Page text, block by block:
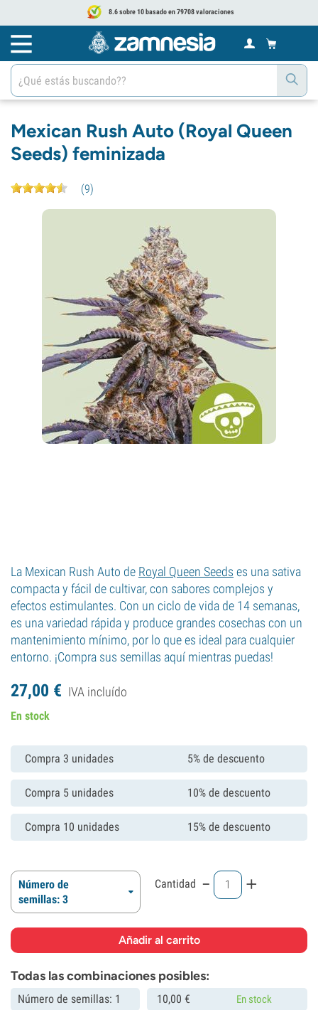
8.6 sobre 10 basado en 79708 valoraciones
Mexican Rush Auto (Royal Queen
Seeds) feminizada
(9)
La Mexican Rush Auto de Royal Queen Seeds es una sativa
compacta y fácil de cultivar, con sabores complejos y
efectos estimulantes. Con un ciclo de vida de 14 semanas,
es una variedad rápida y produce grandes cosechas con un
mantenimiento mínimo, por lo que es ideal para cualquier
entorno. ¡Compra sus semillas aquí mientras puedas!
27,00 € IVA incluído
En stock
Compra 3 unidades 5% de descuento
Compra 5 unidades 10% de descuento
Compra 10 unidades 15% de descuento
Número de
semillas: 3
Cantidad - +
Todas las combinaciones posibles:
Número de semillas: 1 10,00 € En stock